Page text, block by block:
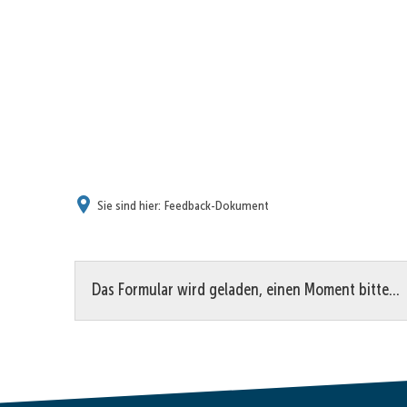
Sie sind hier: Feedback-Dokument
Feedback-Das Formular wird geladen, einen Moment bitte…